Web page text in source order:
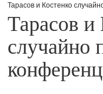
Тарасов и Костенко
Тарасов и
случайно